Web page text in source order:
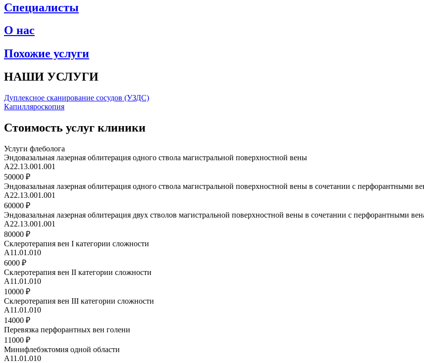
Специалисты
О нас
Похожие услуги
НАШИ УСЛУГИ
Дуплексное сканирование сосудов (УЗДС)
Капилляроскопия
Стоимость услуг клиники
Услуги флеболога
Эндовазальная лазерная облитерация одного ствола магистральной поверхностной вены
А22.13.001.001
50000 ₽
Эндовазальная лазерная облитерация одного ствола магистральной поверхностной вены в сочетании с перфорантными
А22.13.001.001
60000 ₽
Эндовазальная лазерная облитерация двух стволов магистральной поверхностной вены в сочетании с перфорантными
А22.13.001.001
80000 ₽
Склеротерапия вен I категории сложности
А11.01.010
6000 ₽
Склеротерапия вен II категории сложности
А11.01.010
10000 ₽
Склеротерапия вен III категории сложности
А11.01.010
14000 ₽
Перевязка перфорантных вен голени
11000 ₽
Минифлебэктомия одной области
А11.01.010